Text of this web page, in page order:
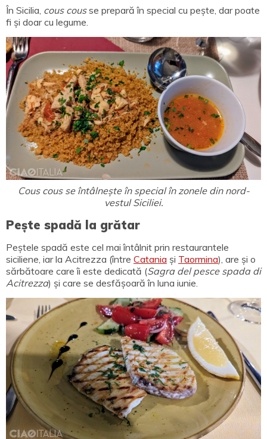
În Sicilia, cous cousse prepară în special cu pește, dar poate
fi și doar cu legume.
Cous cous se întâlnește în special în zonele din nord-
vestul Siciliei.
Pește spadă la grătar
Peștele spadă este cel mai întâlnit prin restaurantele
siciliene, iar la Acitrezza (între Catania și Taormina), are și o
sărbătoare care îi este dedicată (Sagra del pesce spada di
Acitrezza) și care se desfășoară în luna iunie.